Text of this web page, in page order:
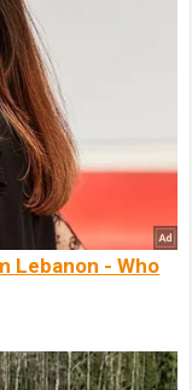
Lebanon - Who